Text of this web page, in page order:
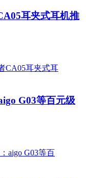
耳夹式耳机推
G03等百元级